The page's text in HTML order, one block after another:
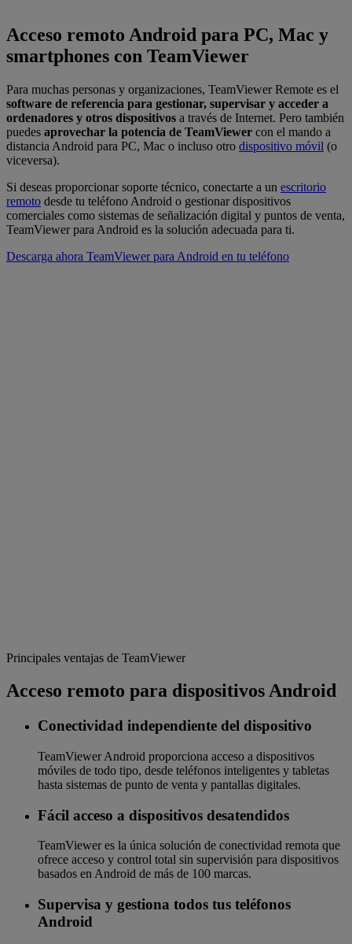
Acceso remoto Android para PC, Mac y
smartphones con TeamViewer
Para muchas personas y organizaciones, TeamViewer Remote es el
software de referencia para gestionar, supervisar y acceder a
ordenadores y otros dispositivos a través de Internet. Pero también
puedes aprovechar la potencia de TeamViewer con el mando a
distancia Android para PC, Mac o incluso otro dispositivo móvil (o
viceversa).
Si deseas proporcionar soporte técnico, conectarte a un escritorio
remoto desde tu teléfono Android o gestionar dispositivos
comerciales como sistemas de señalización digital y puntos de venta,
TeamViewer para Android es la solución adecuada para ti.
Descarga ahora TeamViewer para Android en tu teléfono
Principales ventajas de TeamViewer
Acceso remoto para dispositivos Android
Conectividad independiente del dispositivo
TeamViewer Android proporciona acceso a dispositivos
móviles de todo tipo, desde teléfonos inteligentes y tabletas
hasta sistemas de punto de venta y pantallas digitales.
Fácil acceso a dispositivos desatendidos
TeamViewer es la única solución de conectividad remota que
ofrece acceso y control total sin supervisión para dispositivos
basados en Android de más de 100 marcas.
Supervisa y gestiona todos tus teléfonos
Android